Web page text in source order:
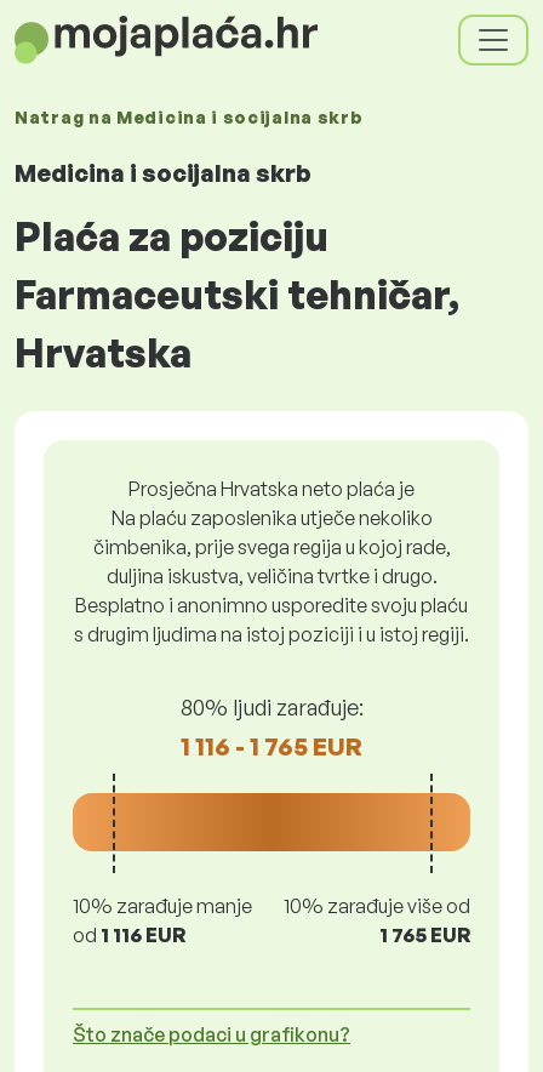
Natrag na Medicina i socijalna skrb
Medicina i socijalna skrb
Plaća za poziciju
Farmaceutski tehničar,
Hrvatska
Prosječna Hrvatska neto plaća je
Na plaću zaposlenika utječe nekoliko
čimbenika, prije svega regija u kojoj rade,
duljina iskustva, veličina tvrtke i drugo.
Besplatno i anonimno usporedite svoju plaću
s drugim ljudima na istoj poziciji i u istoj regiji.
80% ljudi zarađuje:
1 116 - 1 765 EUR
10% zarađuje manje
od 1 116 EUR
10% zarađuje više od
1 765 EUR
Što znače podaci u grafikonu?